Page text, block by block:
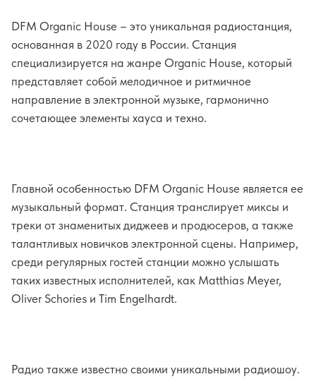
DFM Organic House – это уникальная радиостанция,
основанная в 2020 году в России. Станция
специализируется на жанре Organic House, который
представляет собой мелодичное и ритмичное
направление в электронной музыке, гармонично
сочетающее элементы хауса и техно.
Главной особенностью DFM Organic House является ее
музыкальный формат. Станция транслирует миксы и
треки от знаменитых диджеев и продюсеров, а также
талантливых новичков электронной сцены. Например,
среди регулярных гостей станции можно услышать
таких известных исполнителей, как Matthias Meyer,
Oliver Schories и Tim Engelhardt.
Радио также известно своими уникальными радиошоу.